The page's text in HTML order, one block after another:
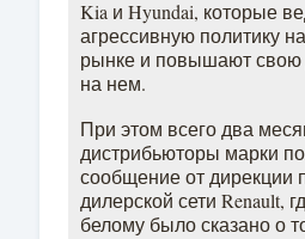
Kia и Hyundai, которые
агрессивную политику
рынке и повышают свою
на нем.
При этом всего два
дистрибьюторы марки
сообщение от дирекции
дилерской сети Renault,
белому было сказано о